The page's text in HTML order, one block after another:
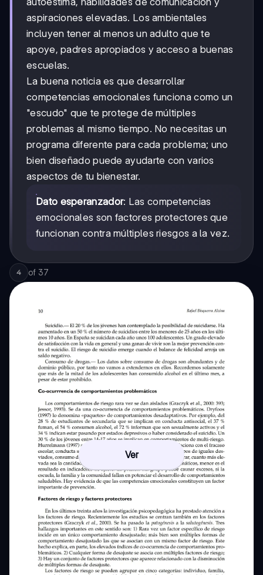
aspiraciones elevadas. Los ambientales
incluyen tener al menos un adulto que te
apoye, padres apropiados y acceso a buenas
escuelas.
La buena noticia es que desarrollar
competencias emocionales funciona como un
"escudo" que te protege de múltiples
problemas al mismo tiempo. No necesitas un
programa diferente para cada problema; uno
bien diseñado puede ayudarte con varios
aspectos de tu bienestar.
Dato esperanzador: Las competencias
emocionales son factores protectores que
funcionan contra múltiples riesgos a la vez.
4 of 37
Ver